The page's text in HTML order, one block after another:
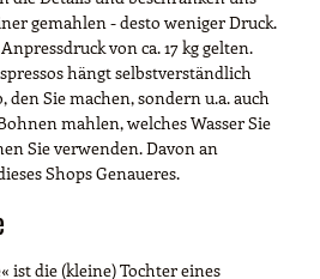
gemahlen - desto weniger Druck.
von ca. 17 kg gelten.
hängt selbstverständlich
Sie machen, sondern u.a. auch
mahlen, welches Wasser Sie
Sie verwenden. Davon an
Shops Genaueres.
ist die (kleine) Tochter eines